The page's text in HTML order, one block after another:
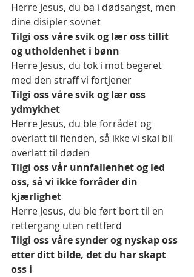
Herre Jesus, du ba i dødsangst, men
dine disipler sovnet
Tilgi oss våre svik og lær oss tillit
og utholdenhet i bønn
Herre Jesus, du tok i mot begeret
med den straff vi fortjener
Tilgi oss våre svik og lær oss
ydmykhet
Herre Jesus, du ble forrådet og
overlatt til fienden, så ikke vi skal bli
overlatt til døden
Tilgi oss vår unnfallenhet og led
oss, så vi ikke forråder din
kjærlighet
Herre Jesus, du ble ført bort til en
rettergang uten rettferd
Tilgi oss våre synder og nyskap oss
etter ditt bilde, det du har skapt
oss i